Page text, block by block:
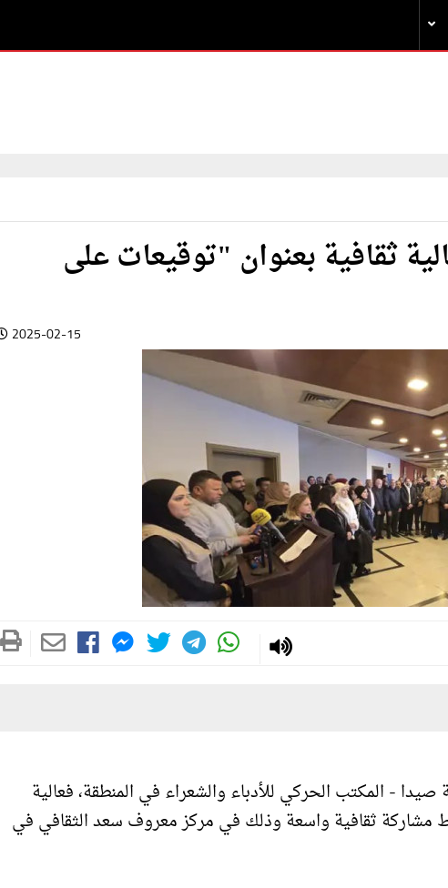
ثقافية بعنوان "توقيعات على
2025-02-15
- المكتب الحركي للأدباء والشعراء في المنطقة، فعالية
مشاركة ثقافية واسعة وذلك في مركز معروف سعد الثقافي في